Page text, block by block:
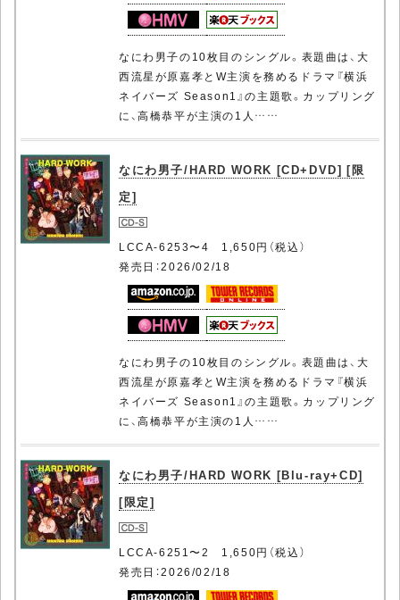
なにわ男子の10枚目のシングル。表題曲は、大
西流星が原嘉孝とW主演を務めるドラマ『横浜
ネイバーズ Season1』の主題歌。カップリング
に、高橋恭平が主演の1人……
なにわ男子/HARD WORK [CD+DVD] [限
定]
LCCA-6253〜4 1,650円（税込）
発売日：2026/02/18
なにわ男子の10枚目のシングル。表題曲は、大
西流星が原嘉孝とW主演を務めるドラマ『横浜
ネイバーズ Season1』の主題歌。カップリング
に、高橋恭平が主演の1人……
なにわ男子/HARD WORK [Blu-ray+CD]
[限定]
LCCA-6251〜2 1,650円（税込）
発売日：2026/02/18